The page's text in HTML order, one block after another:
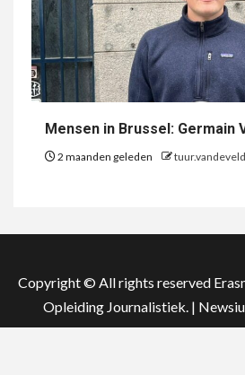
Mensen in Brussel: Germain
2 maanden geleden
Copyright © All rights reserved
Opleiding Journalistiek. |